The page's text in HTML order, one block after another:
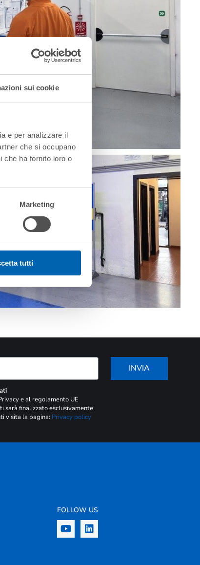
sui cookie
e per analizzare il
che si occupano
che ha fornito loro o
Marketing
tutti
INVIA
e al regolamento UE
sarà finalizzato esclusivamente
visita la pagina: Privacy policy
FOLLOW US